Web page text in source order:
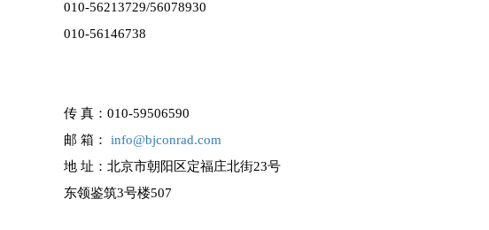
010-56213729/56078930
010-56146738
传 真： 010-59506590
邮 箱： info@bjconrad.com
地 址：北京市朝阳区定福庄北街23号
东领鉴筑3号楼507